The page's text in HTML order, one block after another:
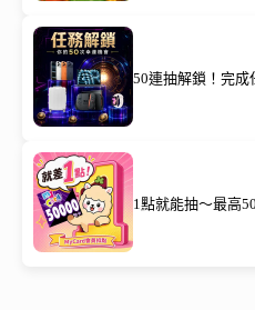
50連抽解鎖！完成
1點就能抽～最高